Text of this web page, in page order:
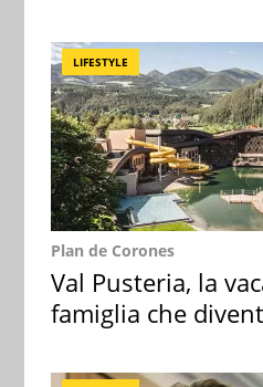
LIFESTYLE
Plan de Corones
Val Pusteria, la
famiglia che